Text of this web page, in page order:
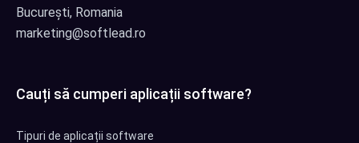
București, Romania
marketing@softlead.ro
Cauți să cumperi aplicații software?
Tipuri de aplicații software